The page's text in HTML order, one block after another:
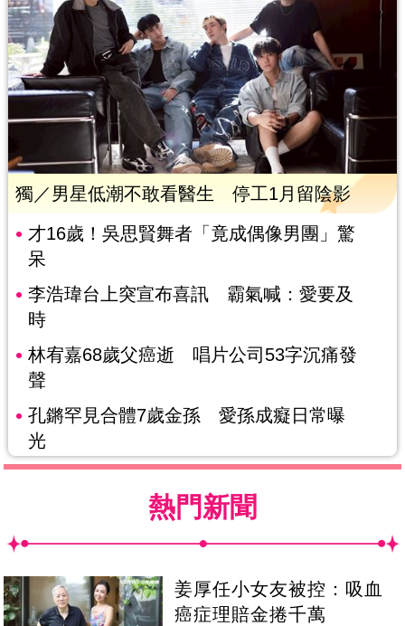
獨／男星低潮不敢看醫生 停工1月留陰影
才16歲！吳思賢舞者「竟成偶像男團」驚
呆
李浩瑋台上突宣布喜訊 霸氣喊：愛要及
時
林宥嘉68歲父癌逝 唱片公司53字沉痛發
聲
孔鏘罕見合體7歲金孫 愛孫成癡日常曝
光
熱門新聞
姜厚任小女友被控：吸血
癌症理賠金捲千萬